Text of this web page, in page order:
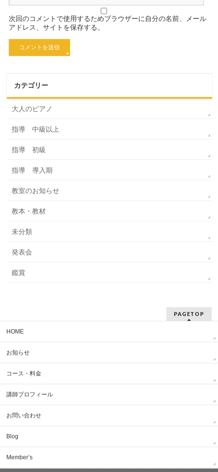
次回のコメントで使用するためブラウザーに自分の名前、メール
アドレス、サイトを保存する。
カテゴリー
大人のピアノ
指導 中級以上
指導 初級
指導 導入期
教室のお知らせ
教本・教材
未分類
発表会
鑑賞
PAGETOP
HOME
お知らせ
コース・料金
講師プロフィール
お問い合わせ
Blog
Member’s